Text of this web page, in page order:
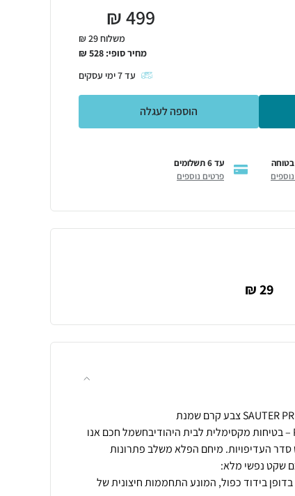
499
₪
משלוח 29 ₪
מחיר סופי: 528
₪
עד7ימי עסקים
הוספה לעגלה
עד 6 תשלומים
פרטים נוספים
29 ₪
המיחם החכם של סאוטר PRESTIGE – בטיחות מקסימלית לבית היהודיבחשמל חכם אנו
העדיפויות. מיחם הפלא משלב פתרונות
בידוד כפול, המונע התחממות חיצונית של